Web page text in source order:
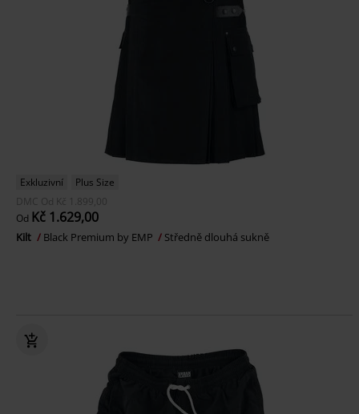
Exkluzivní
Plus Size
DMC Od Kč 1.899,00
Od Kč 1.629,00
Kilt Black Premium by EMP Středně dlouhá sukně